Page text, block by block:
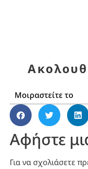
Μοιραστείτε το
Αφήστε
Για να σχολιάσετε